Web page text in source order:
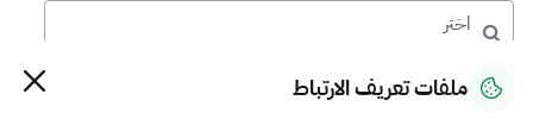
رقم الترخيصملفات تعريف الارتباط